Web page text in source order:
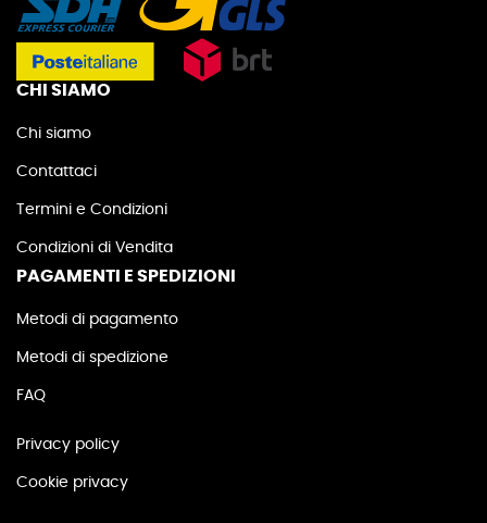
CHI SIAMO
Chi siamo
Contattaci
Termini e Condizioni
Condizioni di Vendita
PAGAMENTI E SPEDIZIONI
Metodi di pagamento
Metodi di spedizione
FAQ
Privacy policy
Cookie privacy